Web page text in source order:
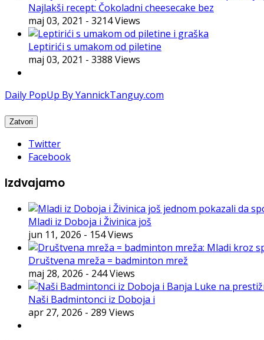
Najlakši recept: Čokoladni cheesecake bez
maj 03, 2021 - 3214 Views
Leptirići s umakom od piletine
maj 03, 2021 - 3388 Views
Daily PopUp By YannickTanguy.com
Twitter
Facebook
Izdvajamo
Mladi iz Doboja i Živinica još
jun 11, 2026 - 154 Views
Društvena mreža = badminton mrež
maj 28, 2026 - 244 Views
Naši Badmintonci iz Doboja i
apr 27, 2026 - 289 Views